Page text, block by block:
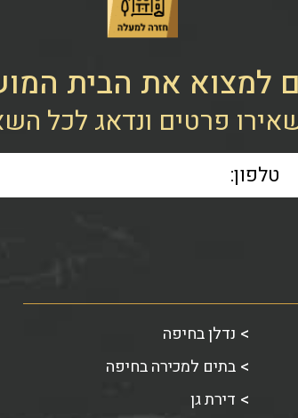
למצוא את הבית
פרטים ונדאג לכל
נדלן בחיפה
בתים למכירה בחיפה
דירת גן